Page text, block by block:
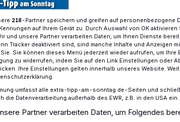
2026 startet in der Stadtbücherei Nettetal
startet
218-Partner speichern und greifen auf personenbezogene
auf Ihrem Gerät zu. Durch Auswahl von OK
und unsere Partner verarbeiten Daten, um Ihnen Dienste
Tracker deaktiviert sind, sind manche Inhalte und Anzeigen
Sie können dieses Menü jederzeit wieder aufrufen, um Ihre
zu widerrufen, indem Sie auf den Link Einstellungen oder
Ihre Einstellungen gelten innerhalb unseres Website.
umfasst alle extra-tipp-am-sonntag.de-Seiten und
die Datenverarbeitung außerhalb des EWR, z.B. in den USA ein.
Partner verarbeiten Daten, um Folgendes